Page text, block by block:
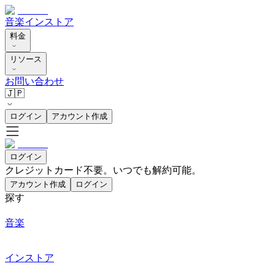
音楽インストア
料金
リソース
お問い合わせ
🇯🇵
ログイン アカウント作成
ログイン
クレジットカード不要。いつでも解約可能。
アカウント作成 ログイン
探す
音楽
インストア